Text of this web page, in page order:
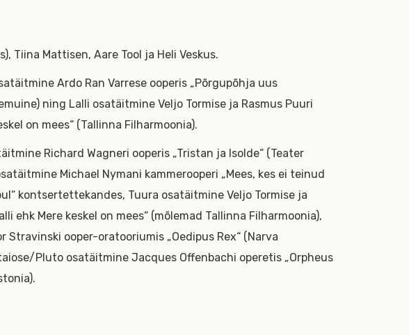
Tiina Mattisen, Aare Tool ja Heli Veskus.
Ardo Ran Varrese ooperis „Põrgupõhja uus
ning Lalli osatäitmine Veljo Tormise ja Rasmus Puuri
on mees“ (Tallinna Filharmoonia).
Richard Wagneri ooperis „Tristan ja Isolde“ (Teater
Michael Nymani kammerooperi „Mees, kes ei teinud
kontsertettekandes, Tuura osatäitmine Veljo Tormise ja
ehk Mere keskel on mees“ (mõlemad Tallinna Filharmoonia),
Stravinski ooper-oratooriumis „Oedipus Rex“ (Narva
Pluto osatäitmine Jacques Offenbachi operetis „Orpheus